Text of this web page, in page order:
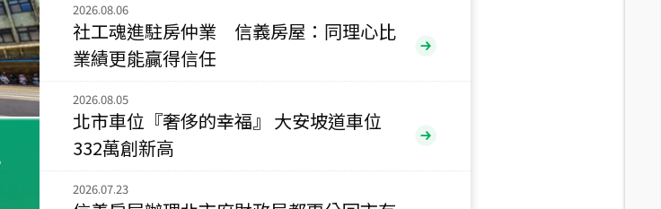
新北市永和區環河西路二段
115年07月 成交
央央 5,800萬
115年
小西華 1,938萬
2026.08.06
社工魂進駐房仲業 信義房屋：同理心比
業績更能贏得信任
2026.08.05
北市車位『奢侈的幸福』 大安坡道車位
332萬創新高
2026.07.23